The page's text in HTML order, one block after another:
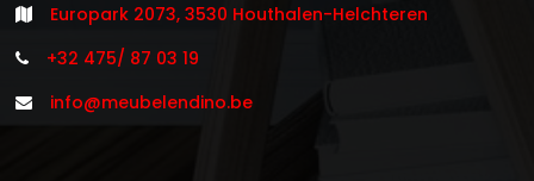
Europark 2073, 3530 Houthalen-Helchteren
+32 475/ 87 03 19
info@meubelendino.be